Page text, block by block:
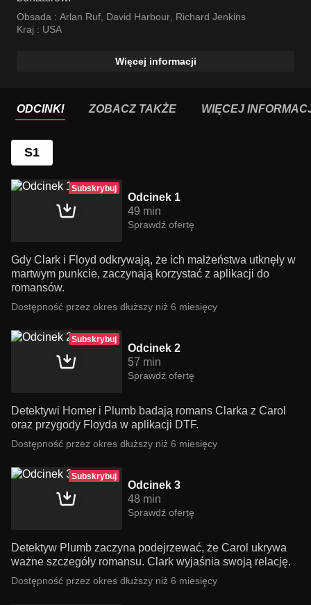
Obsada : Arlan Ruf David Harbour Richard Jenkins
Kraj : USA
Więcej informacji
ODCINKI ZOBACZ TAKŻE WIĘCEJ
S1
Subskrybuj
Odcinek 1
49 min
Sprawdź ofertę
Gdy Clark i Floyd odkrywają, że ich małżeństwa utknęły w
martwym punkcie, zaczynają korzystać z aplikacji do
romansów.
Dostępność przez okres dłuższy niż 6 miesięcy
Subskrybuj
Odcinek 2
57 min
Sprawdź ofertę
Detektywi Homer i Plumb badają romans Clarka z Carol
oraz przygody Floyda w aplikacji DTF.
Dostępność przez okres dłuższy niż 6 miesięcy
Subskrybuj
Odcinek 3
48 min
Sprawdź ofertę
Detektyw Plumb zaczyna podejrzewać, że Carol ukrywa
ważne szczegóły romansu. Clark wyjaśnia swoją relację.
Dostępność przez okres dłuższy niż 6 miesięcy